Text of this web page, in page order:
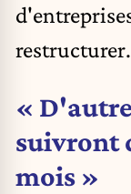
restructurer.
«
suivront
mois »